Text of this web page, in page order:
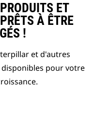
ET
À ÊTRE
!
et d'autres
pour votre